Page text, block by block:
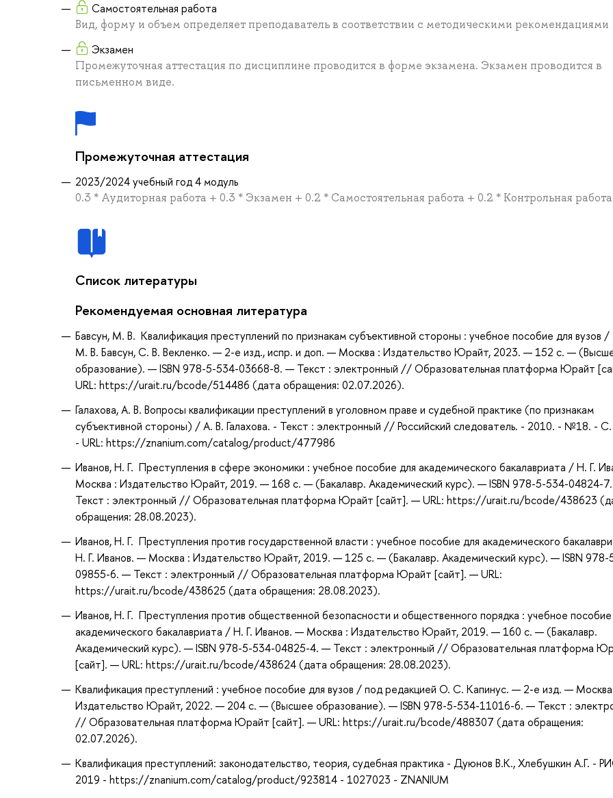
Самостоятельная работа
Вид, форму и объем определяет преподаватель в соответствии с методическими рекомендациями
Экзамен
Промежуточная аттестация по дисциплине проводится в форме экзамена. Экзамен проводится в
письменном виде.
Промежуточная аттестация
2023/2024 учебный год 4 модуль
0.3 * Аудиторная работа + 0.3 * Экзамен + 0.2 * Самостоятельная работа + 0.2 * Контрольная работа
Список литературы
Рекомендуемая основная литература
Бавсун, М. В. Квалификация преступлений по признакам субъективной стороны : учебное пособие для вузов /
М. В. Бавсун, С. В. Векленко. — 2-е изд., испр. и доп. — Москва : Издательство Юрайт, 2023. — 152 с. —
образование). — ISBN 978-5-534-03668-8. — Текст : электронный // Образовательная платформа Юрайт
URL: https://urait.ru/bcode/514486 (дата обращения: 02.07.2026).
Галахова, А. В. Вопросы квалификации преступлений в уголовном праве и судебной практике (по признакам
субъективной стороны) / А. В. Галахова. - Текст : электронный // Российский следователь. - 2010. - №18. -
- URL: https://znanium.com/catalog/product/477986
Иванов, Н. Г. Преступления в сфере экономики : учебное пособие для академического бакалавриата / Н. Г.
Москва : Издательство Юрайт, 2019. — 168 с. — (Бакалавр. Академический курс). — ISBN 978-5-534-04824-
Текст : электронный // Образовательная платформа Юрайт [сайт]. — URL: https://urait.ru/bcode/438623
обращения: 28.08.2023).
Иванов, Н. Г. Преступления против государственной власти : учебное пособие для академического
Н. Г. Иванов. — Москва : Издательство Юрайт, 2019. — 125 с. — (Бакалавр. Академический курс). — ISBN
09855-6. — Текст : электронный // Образовательная платформа Юрайт [сайт]. — URL:
https://urait.ru/bcode/438625 (дата обращения: 28.08.2023).
Иванов, Н. Г. Преступления против общественной безопасности и общественного порядка : учебное
академического бакалавриата / Н. Г. Иванов. — Москва : Издательство Юрайт, 2019. — 160 с. — (Бакалавр.
Академический курс). — ISBN 978-5-534-04825-4. — Текст : электронный // Образовательная платформа
[сайт]. — URL: https://urait.ru/bcode/438624 (дата обращения: 28.08.2023).
Квалификация преступлений : учебное пособие для вузов / под редакцией О. С. Капинус. — 2-е изд. —
Издательство Юрайт, 2022. — 204 с. — (Высшее образование). — ISBN 978-5-534-11016-6. — Текст :
// Образовательная платформа Юрайт [сайт]. — URL: https://urait.ru/bcode/488307 (дата обращения:
02.07.2026).
Квалификация преступлений: законодательство, теория, судебная практика - Дуюнов В.К., Хлебушкин А.Г. -
2019 - https://znanium.com/catalog/product/923814 - 1027023 - ZNANIUM